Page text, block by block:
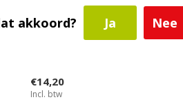
L'Oréal
Hair touch up black
€14,20
Incl. btw
akkoord? Ja Nee